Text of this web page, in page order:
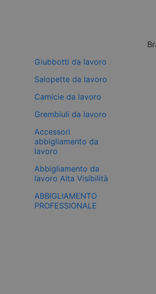
Giubbotti da lavoro
Salopette da lavoro
Camicie da lavoro
Grembiuli da lavoro
Accessori
abbigliamento da
lavoro
Abbigliamento da
lavoro Alta Visibilità
ABBIGLIAMENTO
PROFESSIONALE